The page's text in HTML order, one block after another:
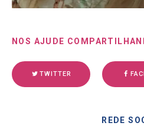
NOS AJUDE
TWITTER
REDE